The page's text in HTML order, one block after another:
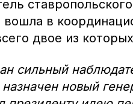
вошла в
двое из
сильный
новый